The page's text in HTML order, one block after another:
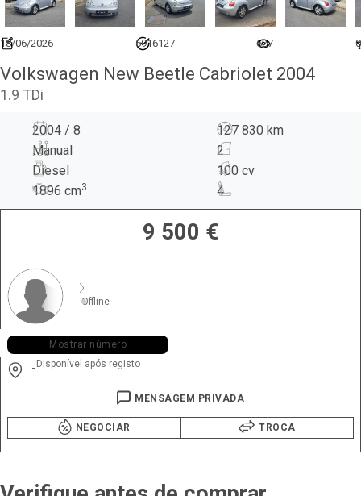
18/06/2026 6916127 627 0
Volkswagen New Beetle Cabriolet 2004
1.9 TDi
2004 / 8
127 830 km
Manual
2
Diesel
100 cv
1896 cm3 4
9 500 €
Offline
+351 934 ••• •92
Mostrar número
Disponível após registo
-
MENSAGEM PRIVADA
NEGOCIAR TROCA